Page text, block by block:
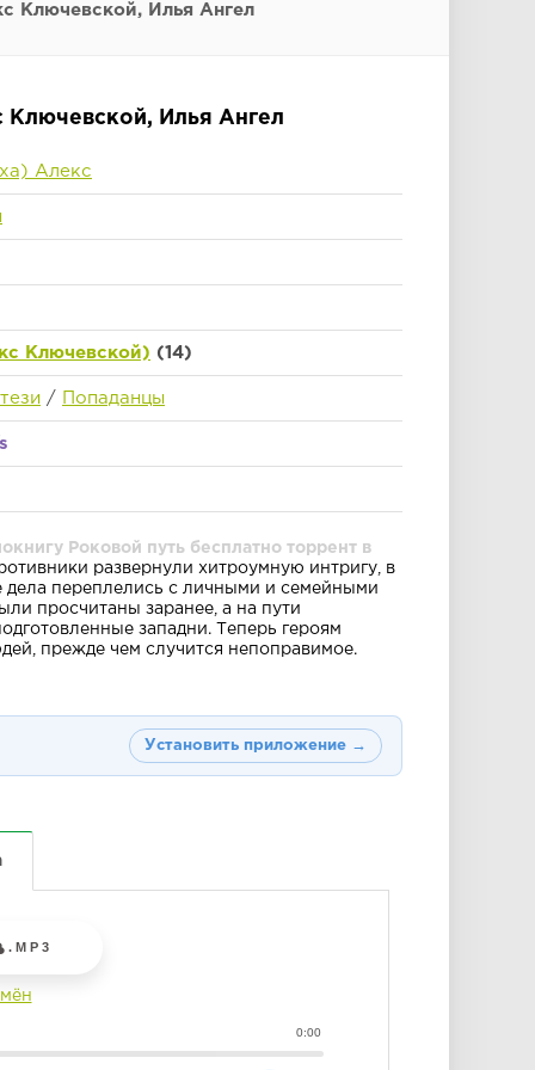
Ключевской, Илья Ангел
Ключевской, Илья Ангел
Алекс
Ключевской) (14)
/ Попаданцы
Роковой путь бесплатно торрент в
развернули хитроумную интригу, в
дела переплелись с личными и семейными
просчитаны заранее, а на пути
западни. Теперь героям
прежде чем случится непоправимое.
Установить приложение →
.MP3
0:00